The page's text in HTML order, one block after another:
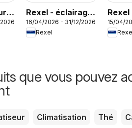
Rexel - éclairage
industrie
16/04/2026 - 31/12/2026
Rexel
les
15/04/
que vous pouvez
Climatisation Thé